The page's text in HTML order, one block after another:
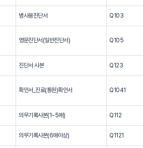
병사용진단서 Q103
영문진단서(일반진단서) Q105
진단서 사본 Q123
확인서_진료(통원)확인서 Q1041
의무기록사본(1~5매) Q112
의무기록사본(6매이상) Q1121